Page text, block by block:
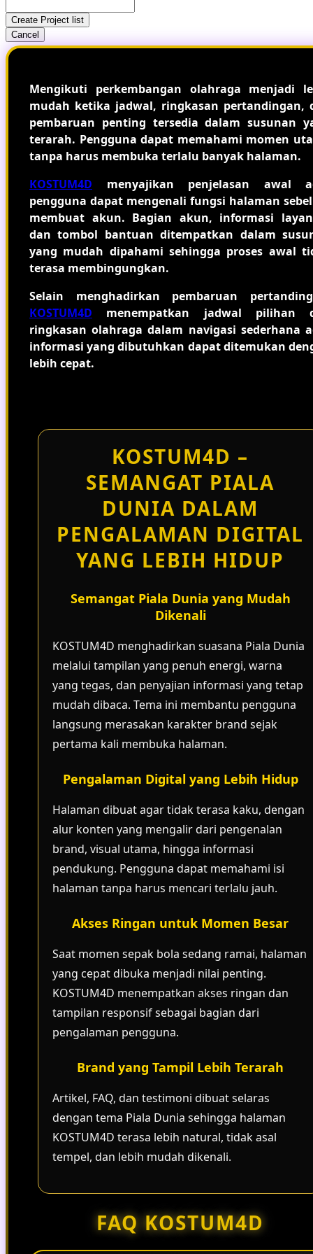
Create Project list
Cancel
Mengikuti perkembangan olahraga menjadi
mudah ketika jadwal, ringkasan pertandingan,
pembaruan penting tersedia dalam susunan
terarah. Pengguna dapat memahami momen
tanpa harus membuka terlalu banyak halaman.
KOSTUM4D menyajikan penjelasan awal
pengguna dapat mengenali fungsi halaman
membuat akun. Bagian akun, informasi
dan tombol bantuan ditempatkan dalam
yang mudah dipahami sehingga proses awal
terasa membingungkan.
Selain menghadirkan pembaruan
KOSTUM4D menempatkan jadwal pilihan
ringkasan olahraga dalam navigasi sederhana
informasi yang dibutuhkan dapat ditemukan
lebih cepat.
KOSTUM4D –
SEMANGAT PIALA
DUNIA DALAM
PENGALAMAN DIGITAL
YANG LEBIH HIDUP
Semangat Piala Dunia yang Mudah
Dikenali
KOSTUM4D menghadirkan suasana Piala Dunia
melalui tampilan yang penuh energi, warna
yang tegas, dan penyajian informasi yang tetap
mudah dibaca. Tema ini membantu pengguna
langsung merasakan karakter brand sejak
pertama kali membuka halaman.
Pengalaman Digital yang Lebih Hidup
Halaman dibuat agar tidak terasa kaku, dengan
alur konten yang mengalir dari pengenalan
brand, visual utama, hingga informasi
pendukung. Pengguna dapat memahami isi
halaman tanpa harus mencari terlalu jauh.
Akses Ringan untuk Momen Besar
Saat momen sepak bola sedang ramai, halaman
yang cepat dibuka menjadi nilai penting.
KOSTUM4D menempatkan akses ringan dan
tampilan responsif sebagai bagian dari
pengalaman pengguna.
Brand yang Tampil Lebih Terarah
Artikel, FAQ, dan testimoni dibuat selaras
dengan tema Piala Dunia sehingga halaman
KOSTUM4D terasa lebih natural, tidak asal
tempel, dan lebih mudah dikenali.
FAQ KOSTUM4D